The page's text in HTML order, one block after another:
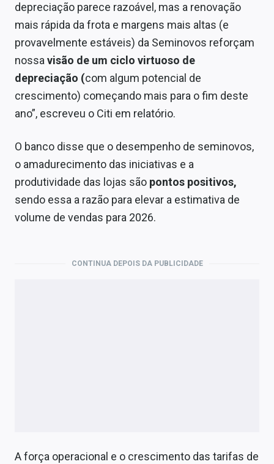
depreciação parece razoável, mas a renovação
mais rápida da frota e margens mais altas (e
provavelmente estáveis) da Seminovos reforçam
nossavisão de um ciclo virtuoso de
depreciação (com algum potencial de
crescimento) começando mais para o fim deste
ano”, escreveu o Citi em relatório.
O banco disse que o desempenho de seminovos,
o amadurecimento das iniciativas e a
produtividade das lojas são pontos positivos,
sendo essa a razão para elevar a estimativa de
volume de vendas para 2026.
CONTINUA DEPOIS DA PUBLICIDADE
A força operacional e o crescimento das tarifas de